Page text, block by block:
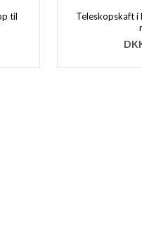
til
Teleskopskaft